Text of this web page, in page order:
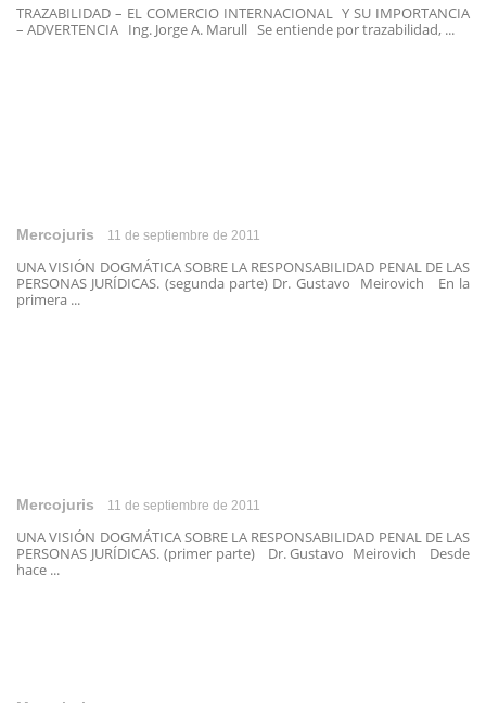
TRAZABILIDAD – EL COMERCIO INTERNACIONAL Y SU IMPORTANCIA
– ADVERTENCIA Ing. Jorge A. Marull Se entiende por trazabilidad, ...
Mercojuris 11 de septiembre de 2011
UNA VISIÓN DOGMÁTICA SOBRE LA RESPONSABILIDAD PENAL DE LAS
PERSONAS JURÍDICAS. (segunda parte) Dr. Gustavo Meirovich En la
primera ...
Mercojuris 11 de septiembre de 2011
UNA VISIÓN DOGMÁTICA SOBRE LA RESPONSABILIDAD PENAL DE LAS
PERSONAS JURÍDICAS. (primer parte) Dr. Gustavo Meirovich Desde
hace ...